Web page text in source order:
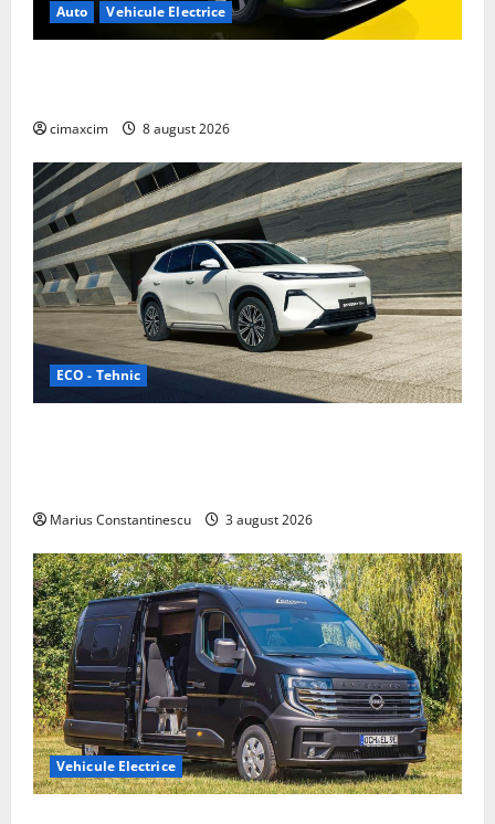
Auto Vehicule Electrice
cimaxcim 8 august 2026
ECO - Tehnic
Marius Constantinescu 3 august 2026
Vehicule Electrice